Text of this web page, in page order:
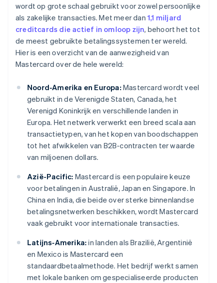
wordt op grote schaal gebruikt voor zowel persoonlijke
als zakelijke transacties. Met meer dan 1,1 miljard
creditcards die actief in omloop zijn, behoort het tot
de meest gebruikte betalingssystemen ter wereld.
Hier is een overzicht van de aanwezigheid van
Mastercard over de hele wereld:
Noord-Amerika en Europa: Mastercard wordt veel
gebruikt in de Verenigde Staten, Canada, het
Verenigd Koninkrijk en verschillende landen in
Europa. Het netwerk verwerkt een breed scala aan
transactietypen, van het kopen van boodschappen
tot het afwikkelen van B2B-contracten ter waarde
van miljoenen dollars.
Azië-Pacific: Mastercard is een populaire keuze
voor betalingen in Australië, Japan en Singapore. In
China en India, die beide over sterke binnenlandse
betalingsnetwerken beschikken, wordt Mastercard
vaak gebruikt voor internationale transacties.
Latijns-Amerika: in landen als Brazilië, Argentinië
en Mexico is Mastercard een
standaardbetaalmethode. Het bedrijf werkt samen
met lokale banken om gespecialiseerde producten